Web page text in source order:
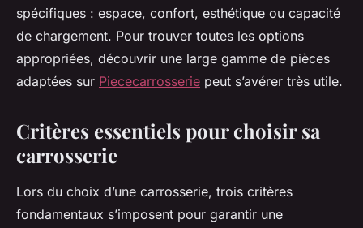
spécifiques : espace, confort, esthétique ou capacité
de chargement. Pour trouver toutes les options
appropriées, découvrir une large gamme de pièces
adaptées sur Piececarrosserie peut s’avérer très utile.
Critères essentiels pour choisir sa
carrosserie
Lors du choix d’une carrosserie, trois critères
fondamentaux s’imposent pour garantir une